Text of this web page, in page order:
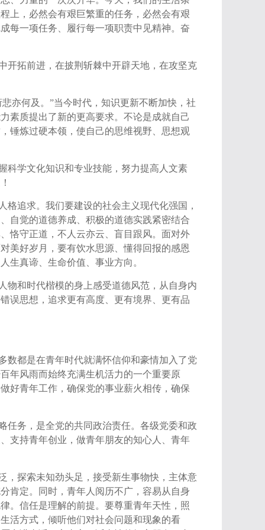
上，必然会有艰巨繁重的任务，必然会有艰
每一项任务、履行每一项职责中见精神。奋
开拓前进，在披荆斩棘中开辟天地，在攻坚克
亦何及。”当今时代，知识更新不断加快，社
素质提出了新的更高要求。不论是成就自己
锤炼过硬本领，使自己的思维视野、思想观
科学文化知识和专业技能，努力提高人文素
追求。我们要建设的社会主义现代化强国，
自觉的道德养成、积极的道德实践紧密结合
恪守正道，不人云亦云、盲目跟风。面对外
美好岁月，要有饮水思源、懂得回报的感恩
生真谛、生命价值、事业方向。
物和时代楷模的身上感受道德风范，从自身内
误思想，追求更有高度、更有境界、更有品
数都是在青年时代就满怀信仰和豪情加入了党
年风雨而始终充满生机活力的一个重要原
好青年工作，确保党的事业薪火相传，确保
任务，是全党的共同政治责任。各级党委和政
支持青年创业，做青年朋友的知心人、青年
，探索未知劲头足，接受新生事物快，主体意
肯定。同时，青年人阅历不广，容易从自身
。信任是理解的前提。要尊重青年天性，照
活方式，倾听他们对社会问题和现象的看